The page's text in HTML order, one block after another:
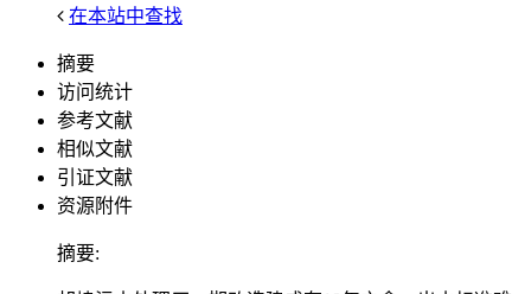
在本站中查找
摘要
访问统计
参考文献
相似文献
引证文献
资源附件
摘要: